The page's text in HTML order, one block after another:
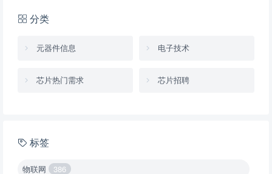
分类
元器件信息 电子技术
芯片热门需求 芯片招聘
标签
物联网 386